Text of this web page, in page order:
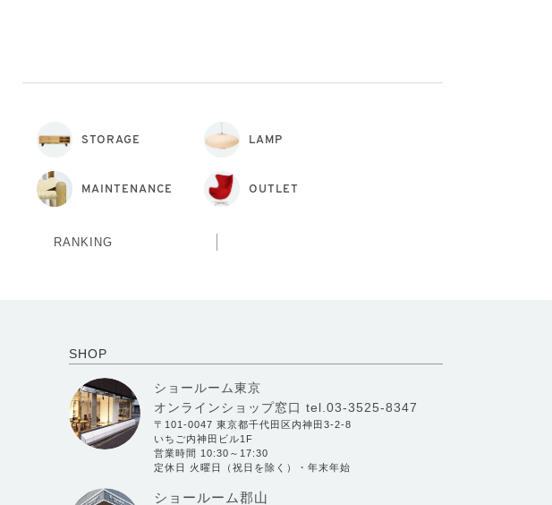
STORAGE LAMP
MAINTENANCE OUTLET
RANKING
SHOP
ショールーム東京
オンラインショップ窓口 tel.03-3525-8347
〒101-0047 東京都千代田区内神田3-2-8
いちご内神田ビル1F
営業時間 10:30～17:30
定休日 火曜日（祝日を除く）・年末年始
ショールーム郡山